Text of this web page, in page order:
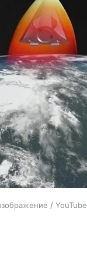
/